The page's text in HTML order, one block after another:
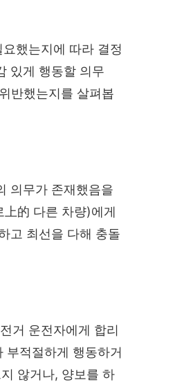
했는지에 따라 결정
있게 행동할 의무
반했는지를 살펴봅
의무가 존재했음을
的 다른 차량)에게
고 최선을 다해 충돌
거 운전자에게 합리
부적절하게 행동하거
않거나, 양보를 하